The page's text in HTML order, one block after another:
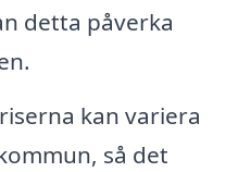
detta påverka
kan variera
så det